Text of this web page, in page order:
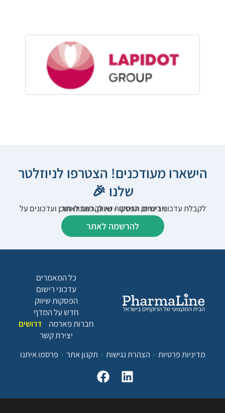
הישארו מעודכנים! הצטרפו לניוזלטר
שלנו 🎉
לקבלת עדכוני רישום, הפסקות שיווק, כתבות תוכן ועדכונים על וובינרים וכנסים – נא להרשם לאתר:
להרשמה לאתר
כל המאמרים
עדכוני רישום
הפסקות שיווק
חדש על המדף
חברות פארמה
דרושים
יצירת קשר
מדיניות פרטיות
הצהרת נגישות תקנון אתר פרסמו איתנו